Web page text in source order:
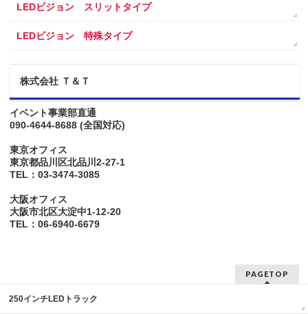
LEDビジョン スリットタイプ
LEDビジョン 特殊タイプ
株式会社 Ｔ＆Ｔ
イベント事業部直通
090-4644-8688 (全国対応)
東京オフィス
東京都品川区北品川2-27-1
TEL：03-3474-3085
大阪オフィス
大阪市北区大淀中1-12-20
TEL：06-6940-6679
PAGETOP
250インチLEDトラック